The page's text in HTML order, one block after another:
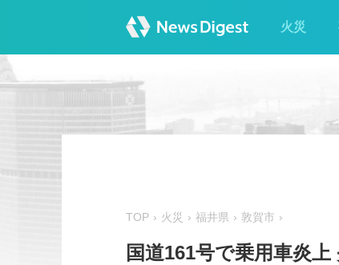
火災
TOP 火災 福井県 敦賀市
国道161号で乗用車炎